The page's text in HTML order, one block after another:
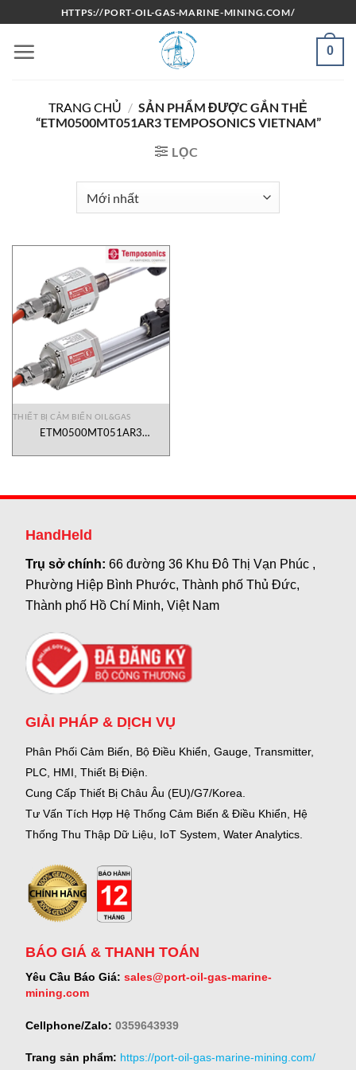
qua
nội
HTTPS://PORT-OIL-GAS-MARINE-MINING.COM/
0
TRANG CHỦ / SẢN PHẨM ĐƯỢC GẮN THẺ
“ETM0500MT051AR3 TEMPOSONICS VIETNAM”
LỌC
THIẾT BỊ CẢM BIẾN OIL&GAS
ETM0500MT051AR3
HandHeld
Trụ sở chính:66 đường 36 Khu Đô Thị Vạn Phúc ,
Phường Hiệp Bình Phước, Thành phố Thủ Đức,
Thành phố Hồ Chí Minh, Việt Nam
GIẢI PHÁP & DỊCH VỤ
Phân Phối Cảm Biến, Bộ Điều Khiển, Gauge, Transmitter,
PLC, HMI, Thiết Bị Điện.
Cung Cấp Thiết Bị Châu Âu (EU)/G7/Korea.
Tư Vấn Tích Hợp Hệ Thống Cảm Biến & Điều Khiển, Hệ
Thống Thu Thập Dữ Liệu, IoT System, Water Analytics.
BÁO GIÁ & THANH TOÁN
Yêu Cầu Báo Giá: sales@port-oil-gas-marine-
mining.com
Cellphone/Zalo: 0359643939
Trang sản phẩm: https://port-oil-gas-marine-mining.com/